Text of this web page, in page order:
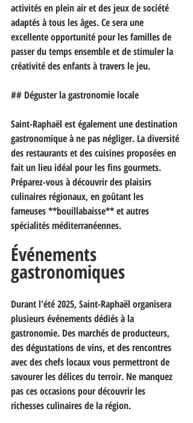
activités en plein air et des jeux de société
adaptés à tous les âges. Ce sera une
excellente opportunité pour les familles de
passer du temps ensemble et de stimuler la
créativité des enfants à travers le jeu.
## Déguster la gastronomie locale
Saint-Raphaël est également une destination
gastronomique à ne pas négliger. La diversité
des restaurants et des cuisines proposées en
fait un lieu idéal pour les fins gourmets.
Préparez-vous à découvrir des plaisirs
culinaires régionaux, en goûtant les
fameuses **bouillabaisse** et autres
spécialités méditerranéennes.
Événements
gastronomiques
Durant l'été 2025, Saint-Raphaël organisera
plusieurs événements dédiés à la
gastronomie. Des marchés de producteurs,
des dégustations de vins, et des rencontres
avec des chefs locaux vous permettront de
savourer les délices du terroir. Ne manquez
pas ces occasions pour découvrir les
richesses culinaires de la région.